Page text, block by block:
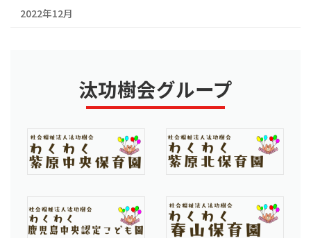
2022年12月
汰功樹会グループ